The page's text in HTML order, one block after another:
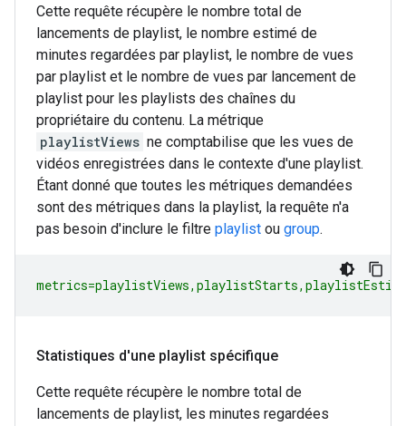
Cette requête récupère le nombre total de
lancements de playlist, le nombre estimé de
minutes regardées par playlist, le nombre de vues
par playlist et le nombre de vues par lancement de
playlist pour les playlists des chaînes du
propriétaire du contenu. La métrique
playlistViews ne comptabilise que les vues de
vidéos enregistrées dans le contexte d'une playlist.
Étant donné que toutes les métriques demandées
sont des métriques dans la playlist, la requête n'a
pas besoin d'inclure le filtre playlist ou group.
Statistiques d'une playlist spécifique
Cette requête récupère le nombre total de
lancements de playlist, les minutes regardées